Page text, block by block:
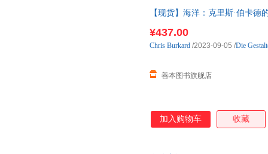
【现货】海洋：克里斯·伯卡德
¥437.00
善本图书旗舰店
Chris Burkard /2023-09-05 /Die
加入购物车 收藏